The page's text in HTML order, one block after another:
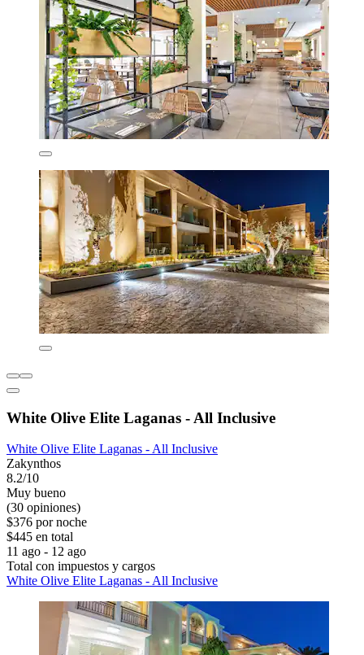
White Olive Elite Laganas - All Inclusive
White Olive Elite Laganas - All Inclusive
Zakynthos
8.2/10
Muy bueno
(30 opiniones)
$376 por noche
$445 en total
11 ago - 12 ago
Total con impuestos y cargos
White Olive Elite Laganas - All Inclusive